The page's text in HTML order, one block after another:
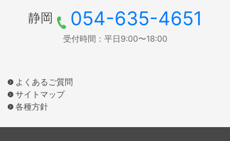
静岡 054-635-4651
受付時間：平日9:00〜18:00
よくあるご質問
サイトマップ
各種方針